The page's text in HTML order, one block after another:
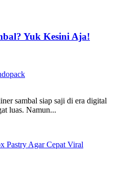
Yuk Kesini Aja!
sambal siap saji di era digital
luas. Namun...